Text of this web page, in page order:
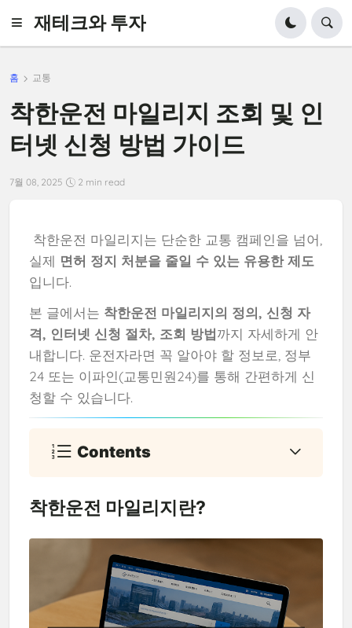
재테크와 투자
홈 교통
착한운전 마일리지 조회 및 인
터넷 신청 방법 가이드
7월 08, 2025 2 min read
착한운전 마일리지는 단순한 교통 캠페인을 넘어,
실제 면허 정지 처분을 줄일 수 있는 유용한 제도
입니다.
본 글에서는 착한운전 마일리지의 정의, 신청 자
격, 인터넷 신청 절차, 조회 방법까지 자세하게 안
내합니다. 운전자라면 꼭 알아야 할 정보로, 정부
24 또는 이파인(교통민원24)를 통해 간편하게 신
청할 수 있습니다.
Contents
착한운전 마일리지란?